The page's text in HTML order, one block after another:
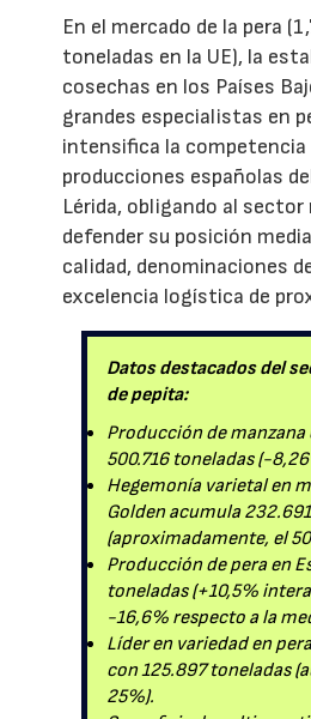
En el mercado de la pera
toneladas en la UE), la
cosechas en los Países
grandes especialistas en
intensifica la
producciones españolas
Lérida, obligando al sector
defender su posición
calidad, denominaciones
excelencia logística de
Datos destacados del
de pepita:
Producción de manzana
500.716 toneladas (-
Hegemonía varietal en
Golden acumula
(aproximadamente, el
Producción de pera en
toneladas (+10,5%
-16,6% respecto a la
Líder en variedad en
con 125.897 toneladas
25%).